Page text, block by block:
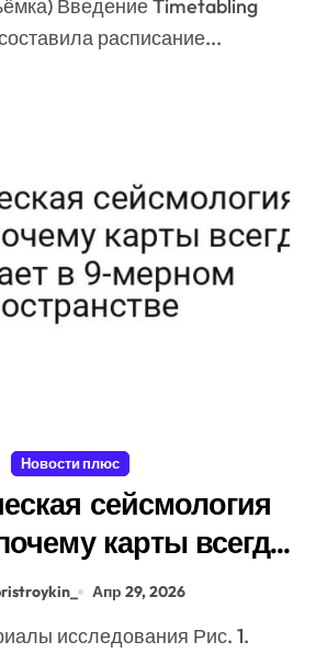
Введение Timetabling
расписание...
Новости плюс
сейсмология
карты всегда
в 9-мерном
Апр 29, 2026